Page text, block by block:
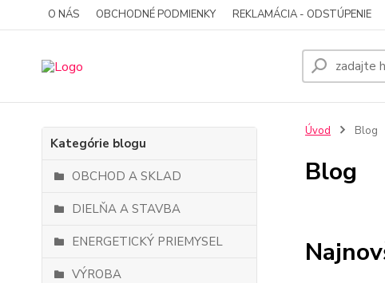
O NÁS OBCHODNÉ PODMIENKY REKLAMÁCIA - ODSTÚPENIE
Kategórie blogu
OBCHOD A SKLAD
DIELŇA A STAVBA
ENERGETICKÝ PRIEMYSEL
VÝROBA
Úvod Blog
Blog